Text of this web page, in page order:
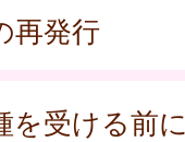
再発行
を受ける前に